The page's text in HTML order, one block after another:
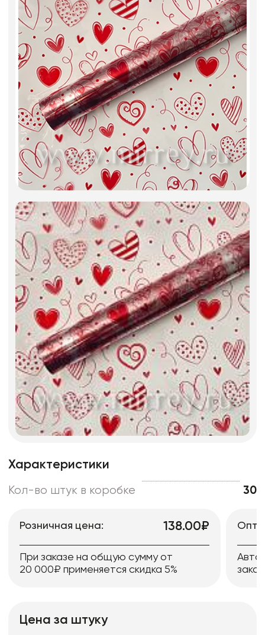
Фоамиран
Свечи
Игрушки мягкие
Изделия из металла
Сухоцветы
Характеристики
Кол-во штук в коробке 30
Розничная цена: 138.00₽
При заказе на общую сумму от
20 000₽ применяется скидка 5%
Цена за штуку